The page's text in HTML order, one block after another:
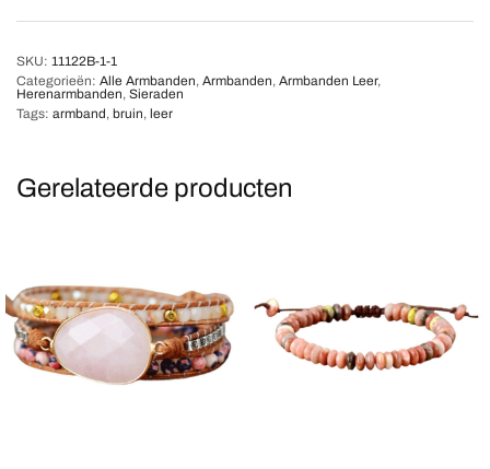
SKU: 11122B-1-1
Categorieën: Alle Armbanden, Armbanden, Armbanden Leer,
Herenarmbanden, Sieraden
Tags: armband, bruin, leer
Gerelateerde producten